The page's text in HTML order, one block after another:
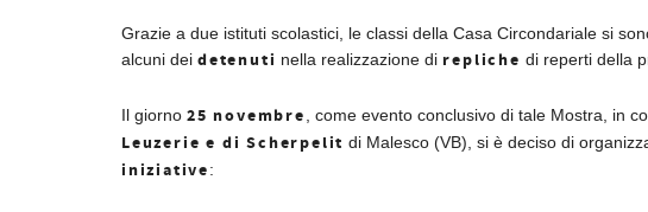
Grazie a due istituti scolastici, le classi della Casa Circondariale si
alcuni dei detenuti nella realizzazione di repliche di reperti della
Il giorno 25 novembre , come evento conclusivo di tale Mostra, in
Leuzerie e di Scherpelit di Malesco (VB), si è deciso di
iniziative: